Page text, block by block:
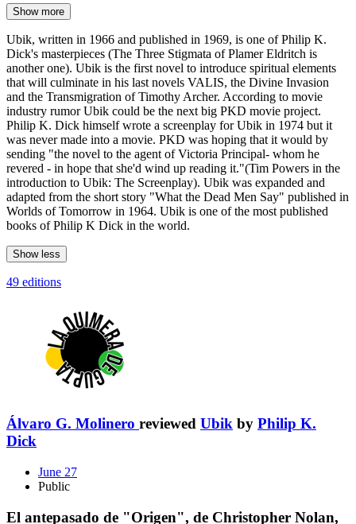
Show more
Ubik, written in 1966 and published in 1969, is one of Philip K.
Dick's masterpieces (The Three Stigmata of Plamer Eldritch is
another one). Ubik is the first novel to introduce spiritual elements
that will culminate in his last novels VALIS, the Divine Invasion
and the Transmigration of Timothy Archer. According to movie
industry rumor Ubik could be the next big PKD movie project.
Philip K. Dick himself wrote a screenplay for Ubik in 1974 but it
was never made into a movie. PKD was hoping that it would by
sending "the novel to the agent of Victoria Principal- whom he
revered - in hope that she'd wind up reading it."(Tim Powers in the
introduction to Ubik: The Screenplay). Ubik was expanded and
adapted from the short story "What the Dead Men Say" published in
Worlds of Tomorrow in 1964. Ubik is one of the most published
books of Philip K Dick in the world.
Show less
49 editions
Álvaro G. Molinero reviewed Ubik by Philip K.
Dick
June 27
Public
El antepasado de "Origen", de Christopher Nolan,